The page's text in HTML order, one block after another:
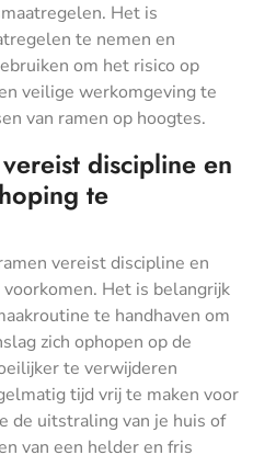
Het is
te nemen en
om het risico op
veilige werkomgeving te
van ramen op hoogtes.
discipline en
te
vereist discipline en
Het is belangrijk
te handhaven om
zich ophopen op de
te verwijderen
tijd vrij te maken voor
de uitstraling van je huis of
van een helder en fris